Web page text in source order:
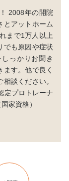
2008年の開院
とアットホーム
まで1万人以上
でも原因や症状
っかりお聞き
す。他で良く
談ください。
定プロトレーナ
家資格）